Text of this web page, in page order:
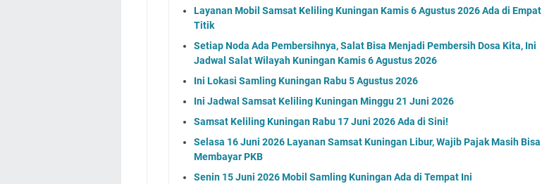
Layanan Mobil Samsat Keliling Kuningan Kamis 6 Agustus 2026 Ada di Empat
Titik
Setiap Noda Ada Pembersihnya, Salat Bisa Menjadi Pembersih Dosa Kita, Ini
Jadwal Salat Wilayah Kuningan Kamis 6 Agustus 2026
Ini Lokasi Samling Kuningan Rabu 5 Agustus 2026
Ini Jadwal Samsat Keliling Kuningan Minggu 21 Juni 2026
Samsat Keliling Kuningan Rabu 17 Juni 2026 Ada di Sini!
Selasa 16 Juni 2026 Layanan Samsat Kuningan Libur, Wajib Pajak Masih Bisa
Membayar PKB
Senin 15 Juni 2026 Mobil Samling Kuningan Ada di Tempat Ini